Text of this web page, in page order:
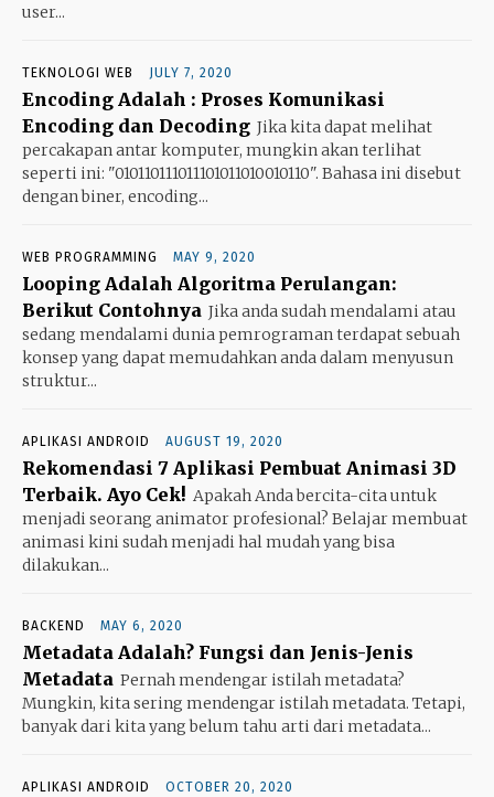
user...
TEKNOLOGI WEB JULY 7, 2020
Encoding Adalah : Proses Komunikasi
Encoding dan Decoding Jika kita dapat melihat
percakapan antar komputer, mungkin akan terlihat
seperti ini: "010110111011101011010010110". Bahasa ini disebut
dengan biner, encoding...
WEB PROGRAMMING MAY 9, 2020
Looping Adalah Algoritma Perulangan:
Berikut Contohnya Jika anda sudah mendalami atau
sedang mendalami dunia pemrograman terdapat sebuah
konsep yang dapat memudahkan anda dalam menyusun
struktur...
APLIKASI ANDROID AUGUST 19, 2020
Rekomendasi 7 Aplikasi Pembuat Animasi 3D
Terbaik. Ayo Cek! Apakah Anda bercita-cita untuk
menjadi seorang animator profesional? Belajar membuat
animasi kini sudah menjadi hal mudah yang bisa
dilakukan...
BACKEND MAY 6, 2020
Metadata Adalah? Fungsi dan Jenis-Jenis
Metadata Pernah mendengar istilah metadata?
Mungkin, kita sering mendengar istilah metadata. Tetapi,
banyak dari kita yang belum tahu arti dari metadata...
APLIKASI ANDROID OCTOBER 20, 2020